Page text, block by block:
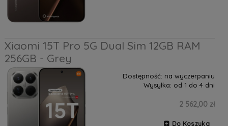
Xiaomi 15T Pro 5G Dual Sim 12GB RAM
256GB - Grey
Dostępność: na wyczerpaniu
Wysyłka: od 1 do 4 dni
2 562,00 zł
Do Koszyka